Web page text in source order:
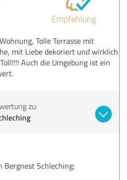
Empfehlung
Tolle Terrasse mit
mit Liebe dekoriert und wirklich
Auch die Umgebung ist ein
zu:
Bergnest Schleching: